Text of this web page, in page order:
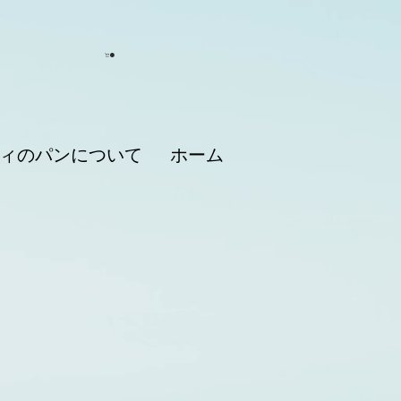
ホーム
のパンについて